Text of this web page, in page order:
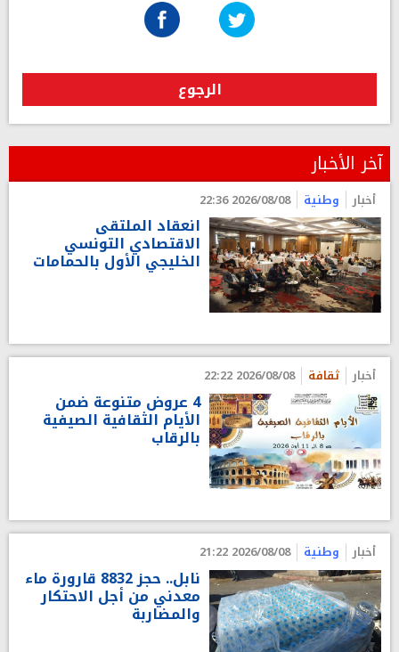
الرجوع
آخر الأخبار
أخبار وطنية 2026/08/08 22:36
انعقاد الملتقى
الاقتصادي التونسي
الخليجي الأول بالحمامات
أخبار ثقافة 2026/08/08 22:22
4 عروض متنوعة ضمن
الأيام الثقافية الصيفية
بالرقاب
أخبار وطنية 2026/08/08 21:22
نابل.. حجز 8832 قارورة ماء
معدني من أجل الاحتكار
والمضاربة